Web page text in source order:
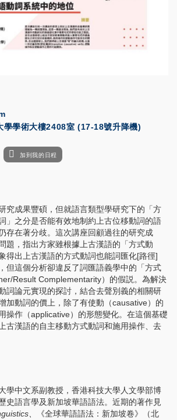
學學術大樓2408室 (17-18號升降機)
加到我的日程
究成果豐碩，但就語言類型學研究下的「方
」之分是否能有效地制約上古位移動詞的語
存在著分歧。這次講座回顧過往的研究成
題，指出方家雖根據上古漢語的「方式動
得出上古漢語的方式動詞也能詞匯化[路徑]
但這個分析卻違反了詞匯語義學中的「方式
Result Complementarity）的假説。為解決
詞論元實現的探討，結合去聲別義的相關研
加動詞的價上，除了有使動（causative）的
操作（applicative）的形態變化。在這個基礎
古漢語的自主移動方式動詞和施用操作、去
學中文系副教授，香港科技大學人文學部博
史語言學及新加坡華語語法。近期的著作見
、
《全球華語語法：新加坡卷》（北